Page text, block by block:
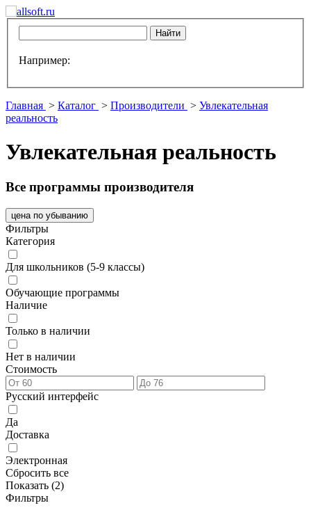
Например:
Главная > Каталог > Производители > Увлекательная
реальность
Увлекательная реальность
Все программы производителя
цена по убыванию
Фильтры
Категория
Для школьников (5-9 классы)
Обучающие программы
Наличие
Только в наличии
Нет в наличии
Стоимость
Русский интерфейс
Да
Доставка
Электронная
Сбросить все
Показать (2)
Фильтры